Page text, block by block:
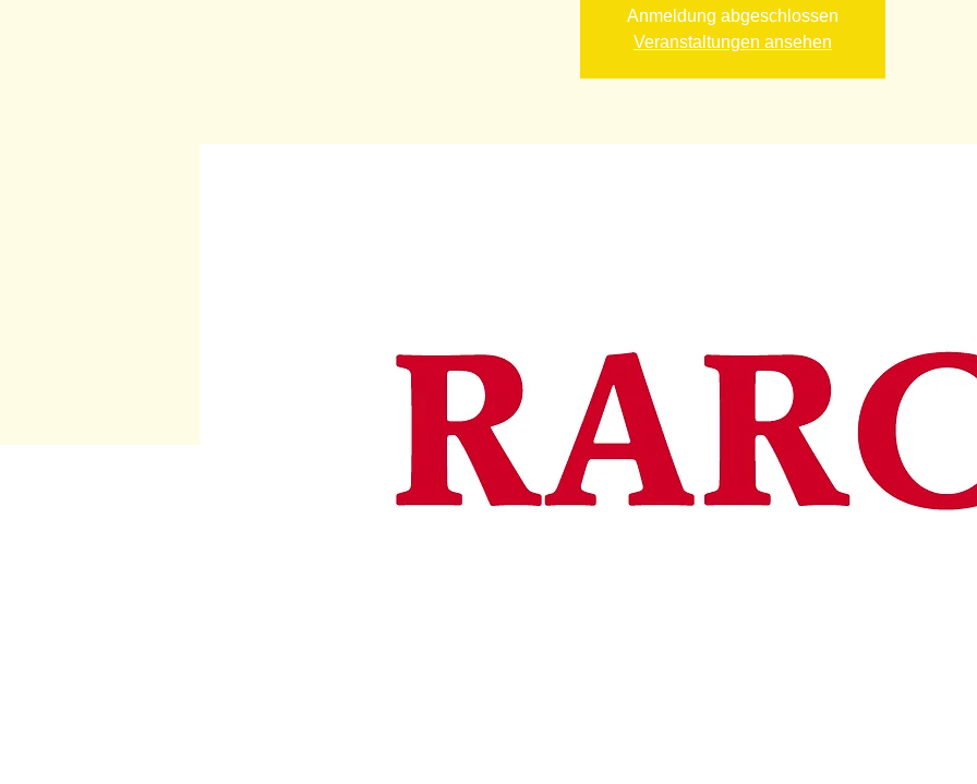
Anmeldung abgeschlossen
Veranstaltungen ansehen